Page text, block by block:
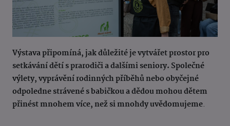
Výstava připomíná, jak důležité je vytvářet prostor pro
setkávání dětí s prarodiči a dalšími seniory. Společné
výlety, vyprávění rodinných příběhů nebo obyčejné
odpoledne strávené s babičkou a dědou mohou dětem
přinést mnohem více, než si mnohdy uvědomujeme.